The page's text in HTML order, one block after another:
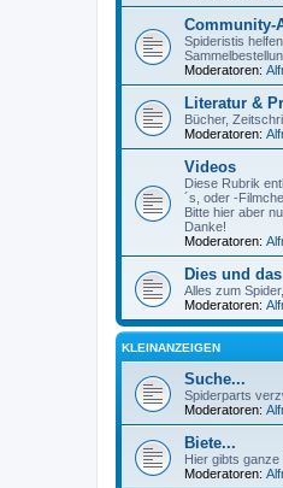
Community-
Spideristis
Moderatoren:
Literatur &
Bücher,
Moderatoren:
Videos
Diese Rubrik
´s, oder -
Bitte hier aber
Danke!
Moderatoren:
Dies und das
Alles zum
Moderatoren:
KLEINANZEIGEN
Suche...
Spiderparts
Moderatoren:
Biete...
Hier gibts
Moderatoren: